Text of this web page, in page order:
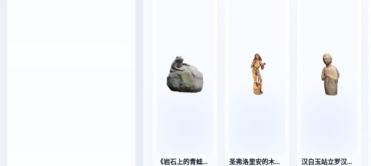
《岩石上的青蛙》雕像 圣弗洛里安的木制雕像 汉白玉站立罗汉雕像（北齐时期）